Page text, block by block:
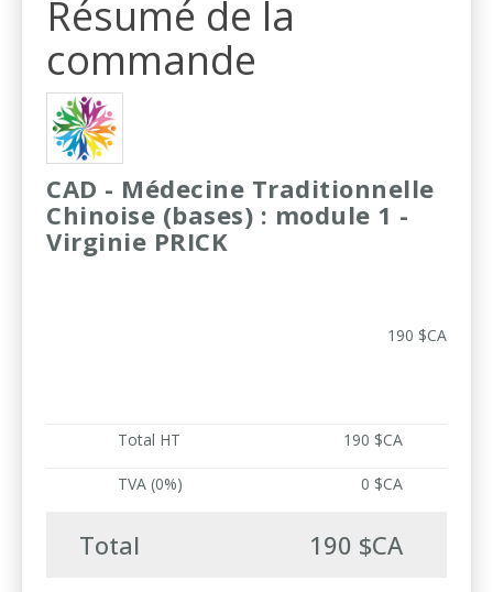
Résumé de la
commande
CAD - Médecine Traditionnelle
Chinoise (bases) : module 1 -
Virginie PRICK
190 $CA
Total HT 190 $CA
TVA (0%) 0 $CA
Total 190 $CA